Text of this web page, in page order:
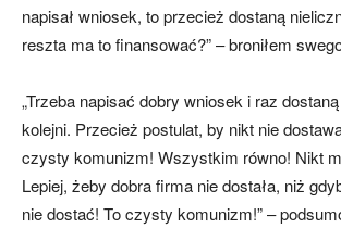
napisał wniosek, to przecież dostaną
reszta ma to finansować?” – broniłem
„Trzeba napisać dobry wniosek i raz
kolejni. Przecież postulat, by nikt nie
czysty komunizm! Wszystkim równo! Nikt
Lepiej, żeby dobra firma nie dostała, niż
nie dostać! To czysty komunizm!” –